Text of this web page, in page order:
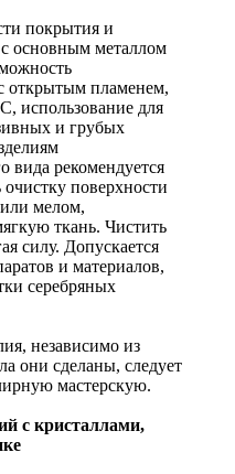
покрытия и
основным металлом
открытым пламенем,
использование для
и грубых
вида рекомендуется
поверхности
мелом,
ткань. Чистить
силу. Допускается
и материалов,
серебряных
независимо из
они сделаны, следует
мастерскую.
с кристаллами,